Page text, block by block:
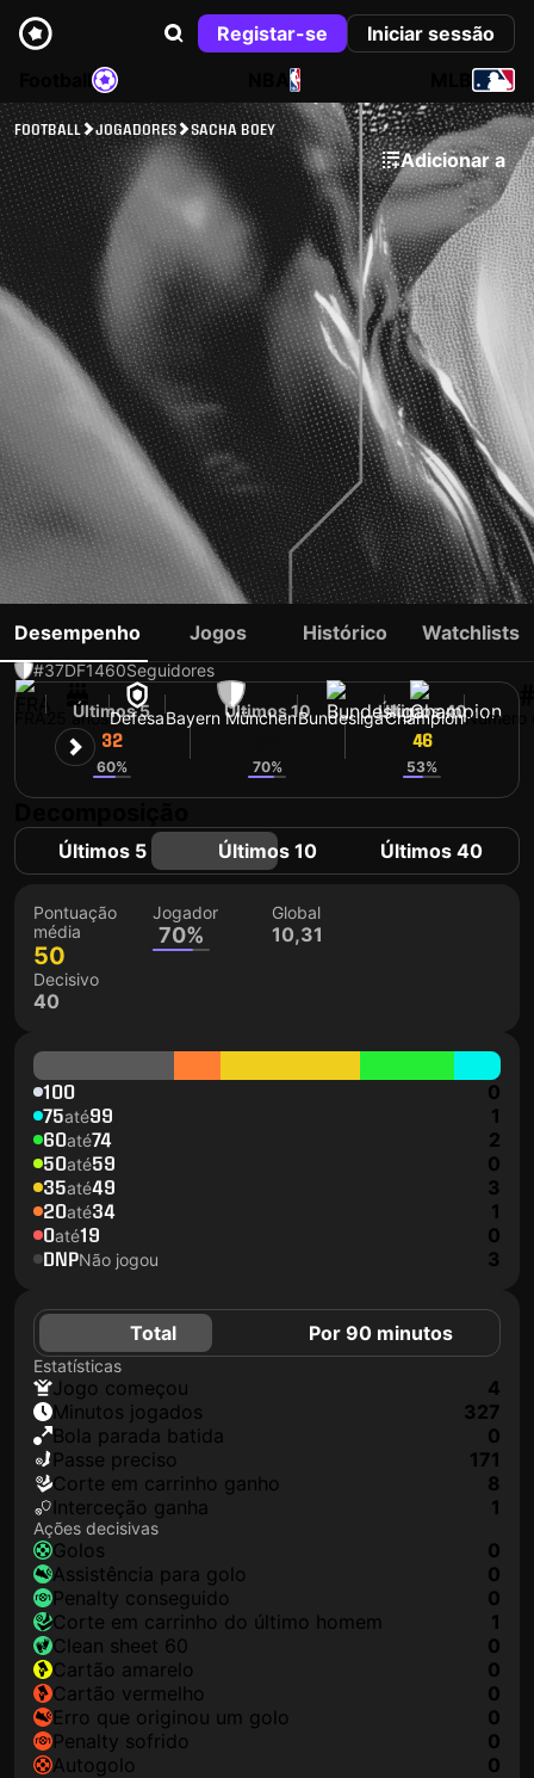
Registar-se
Iniciar sessão
NBA
FOOTBALL JOGADORES SACHA BOEY
Adicionar a
SACHA BOEY
#37DF1460Seguidores
25 anosDefesaBayern MünchenBundesligaChampionNúmero
Desempenho Jogos Histórico Watchlists
Últimos 5
32
60%
Últimos 10
70%
Últimos 40
46
53%
Últimos 5 Últimos 10 Últimos 40
Pontuação
média
50
Jogador
70%
Global
10,31
Decisivo
40
100 0
75até99 1
60até74 2
50até59 0
35até49 3
20até34 1
0até19 0
DNPNão jogou 3
Total Por 90 minutos
Estatísticas
jogo começou
4
minutos jogados
327
Bola parada batida
0
passe preciso
171
corte em carrinho ganho
8
interceção ganha
1
Ações decisivas
golos
0
assistência para golo
0
penalty conseguido
0
corte em carrinho do último homem
1
clean sheet 60
0
cartão amarelo
0
cartão vermelho
0
erro que originou um golo
0
penalty sofrido
0
autogolo
0